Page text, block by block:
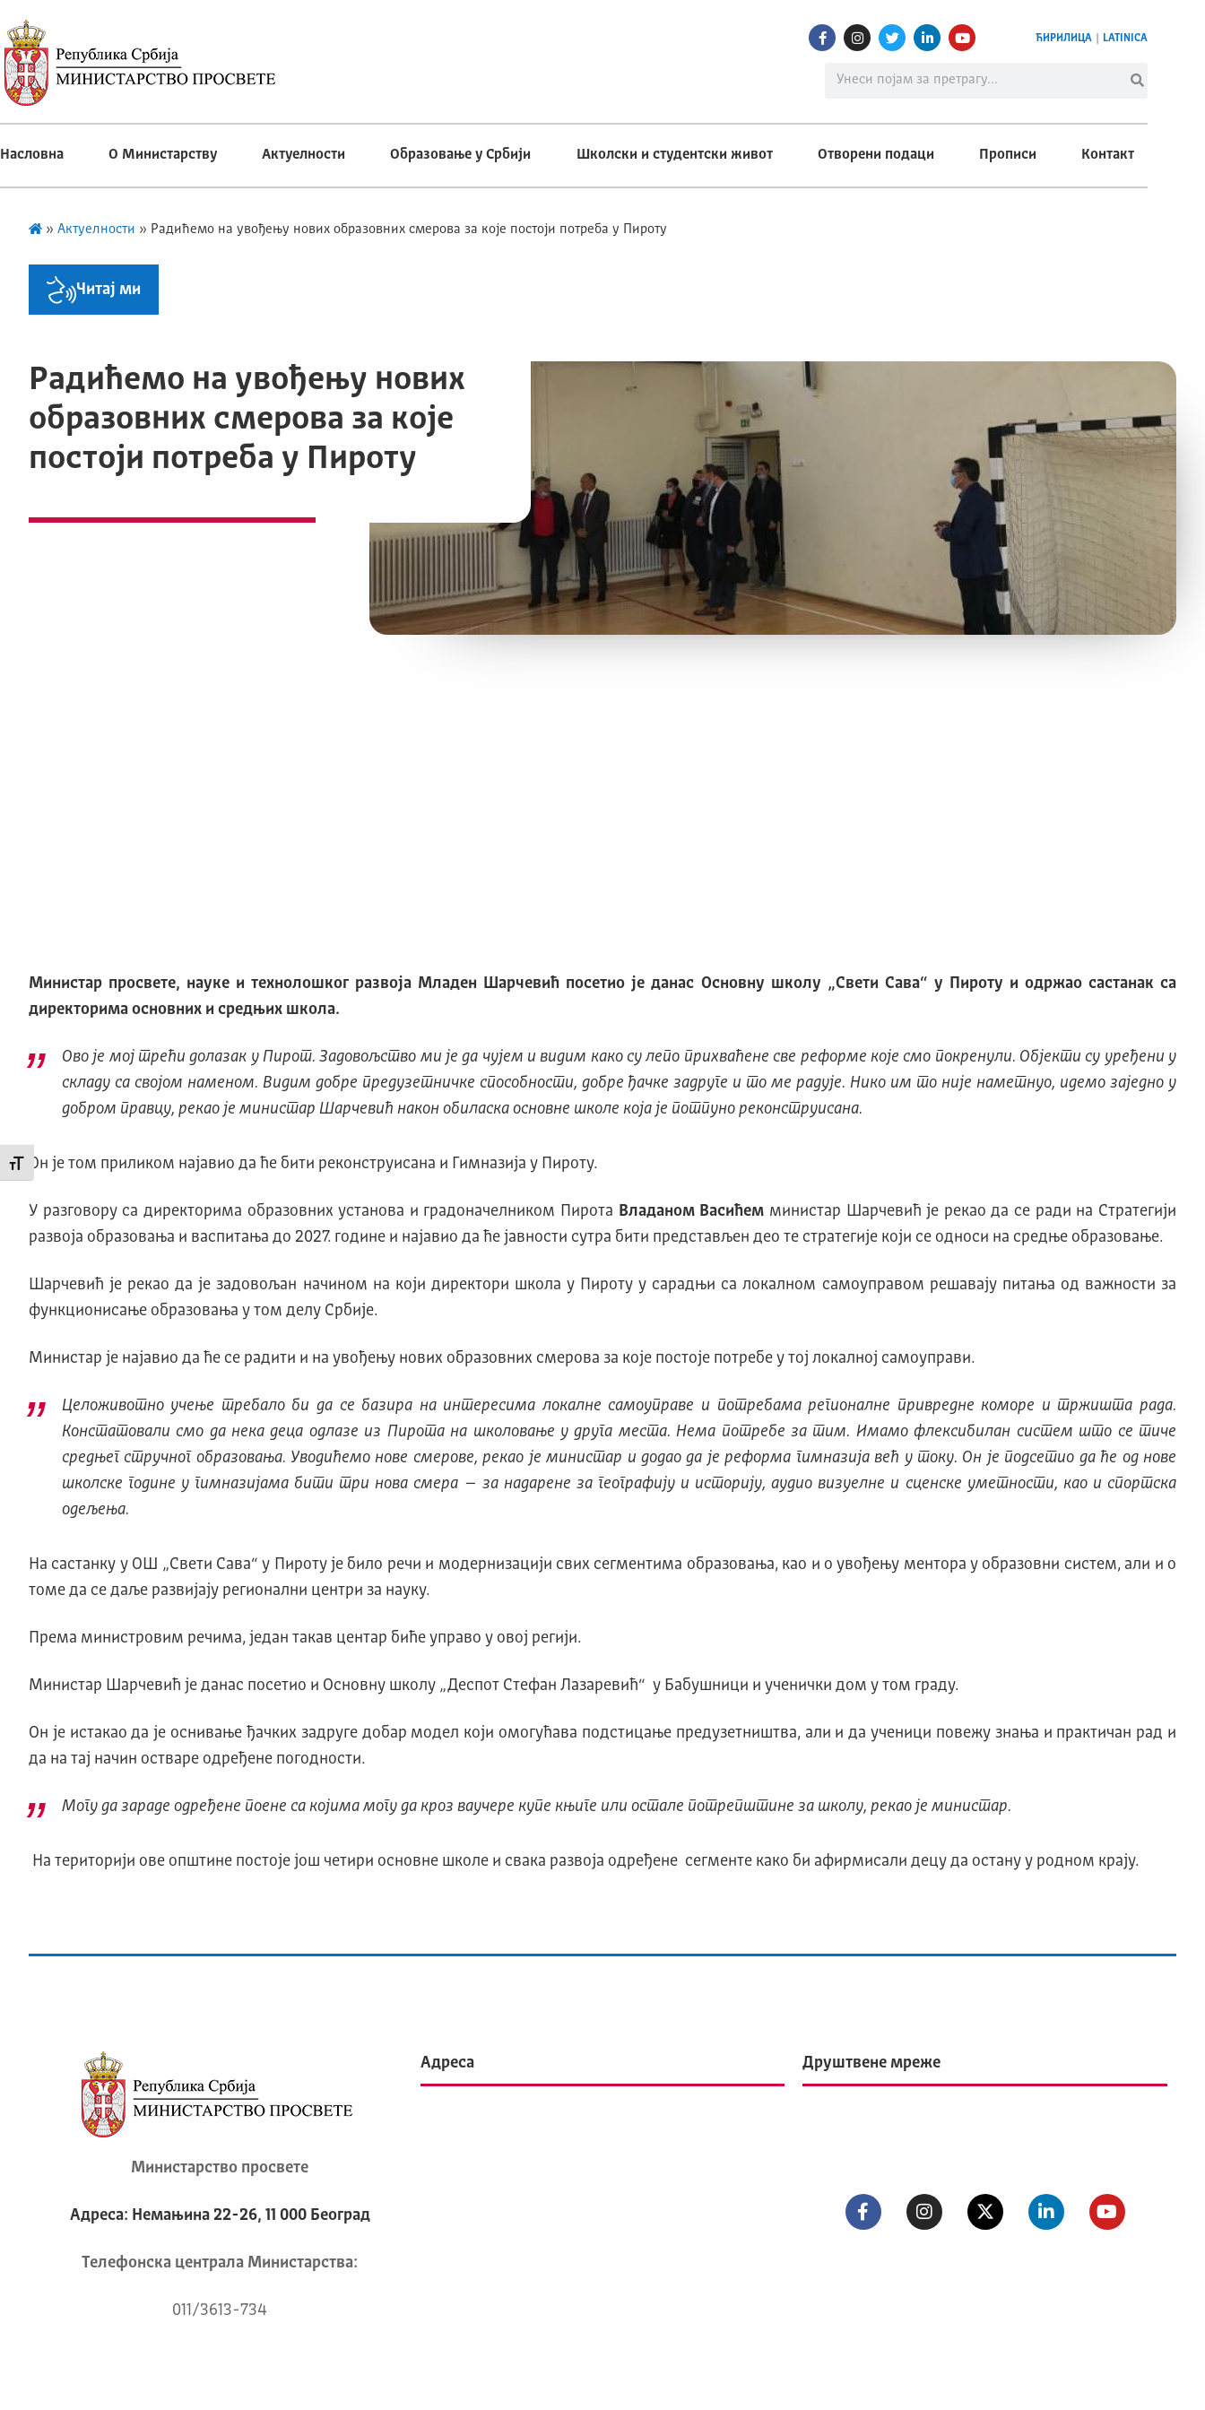
Промени величину слова
ЋИРИЛИЦА LATINICA
Насловна О Министарству Актуелности Образовање у Србији Школски и студентски живот Отворени подаци Прописи Контакт
» Актуелности » Радићемо на увођењу нових образовних смерова за које постоји потреба у Пироту
Читај ми
Радићемо на увођењу нових
образовних смерова за које
постоји потреба у Пироту
Министар просвете, науке и технолошког развоја Младен Шарчевић посетио је данас Основну школу „Свети Сава“ у Пироту и одржао састанак са
директорима основних и средњих школа.
Ово је мој трећи долазак у Пирот. Задовољство ми је да чујем и видим како су лепо прихваћене све реформе које смо покренули. Објекти су уређени у
складу са својом наменом. Видим добре предузетничке способности, добре ђачке задруге и то ме радује. Нико им то није наметнуо, идемо заједно у
добром правцу, рекао је министар Шарчевић након обиласка основне школе која је потпуно реконструисана.
Он је том приликом најавио да ће бити реконструисана и Гимназија у Пироту.
У разговору са директорима образовних установа и градоначелником Пирота Владаном Васићем министар Шарчевић је рекао да се ради на Стратегији
развоја образовања и васпитања до 2027. године и најавио да ће јавности сутра бити представљен део те стратегије који се односи на средње образовање.
Шарчевић је рекао да је задовољан начином на који директори школа у Пироту у сарадњи са локалном самоуправом решавају питања од важности за
функционисање образовања у том делу Србије.
Министар је најавио да ће се радити и на увођењу нових образовних смерова за које постоје потребе у тој локалној самоуправи.
Целоживотно учење требало би да се базира на интересима локалне самоуправе и потребама регионалне привредне коморе и тржишта рада.
Констатовали смо да нека деца одлазе из Пирота на школовање у друга места. Нема потребе за тим. Имамо флексибилан систем што се тиче
средњег стручног образовања. Уводићемо нове смерове, рекао је министар и додао да је реформа гимназија већ у току. Он је подсетио да ће од нове
школске године у гимназијама бити три нова смера – за надарене за географију и историју, аудио визуелне и сценске уметности, као и спортска
одељења.
На састанку у ОШ „Свети Сава“ у Пироту је било речи и модернизацији свих сегментима образовања, као и о увођењу ментора у образовни систем, али и о
томе да се даље развијају регионални центри за науку.
Према министровим речима, један такав центар биће управо у овој регији.
Министар Шарчевић је данас посетио и Основну школу „Деспот Стефан Лазаревић“ у Бабушници и ученички дом у том граду.
Он је истакао да је оснивање ђачких задруге добар модел који омогућава подстицање предузетништва, али и да ученици повежу знања и практичан рад и
да на тај начин остваре одређене погодности.
Могу да зараде одређене поене са којима могу да кроз ваучере купе књиге или остале потрепштине за школу, рекао је министар.
На територији ове општине постоје још четири основне школе и свака развоја одређене сегменте како би афирмисали децу да остану у родном крају.
Министарство просвете
Адреса: Немањина 22-26, 11 000 Београд
Телeфонска централа Mинистарства:
011/3613-734
Адреса Друштвене мреже